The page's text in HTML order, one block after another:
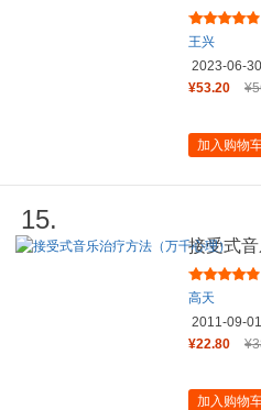
王兴
2023-06-30
¥53.20
加入购物
15.
接受式
高天
2011-09-01
¥22.80
加入购物